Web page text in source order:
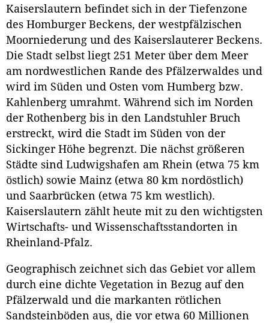
Kaiserslautern befindet sich in der Tiefenzone
des Homburger Beckens, der westpfälzischen
Moorniederung und des Kaiserslauterer Beckens.
Die Stadt selbst liegt 251 Meter über dem Meer
am nordwestlichen Rande des Pfälzerwaldes und
wird im Süden und Osten vom Humberg bzw.
Kahlenberg umrahmt. Während sich im Norden
der Rothenberg bis in den Landstuhler Bruch
erstreckt, wird die Stadt im Süden von der
Sickinger Höhe begrenzt. Die nächst größeren
Städte sind Ludwigshafen am Rhein (etwa 75 km
östlich) sowie Mainz (etwa 80 km nordöstlich)
und Saarbrücken (etwa 75 km westlich).
Kaiserslautern zählt heute mit zu den wichtigsten
Wirtschafts- und Wissenschaftsstandorten in
Rheinland-Pfalz.
Geographisch zeichnet sich das Gebiet vor allem
durch eine dichte Vegetation in Bezug auf den
Pfälzerwald und die markanten rötlichen
Sandsteinböden aus, die vor etwa 60 Millionen